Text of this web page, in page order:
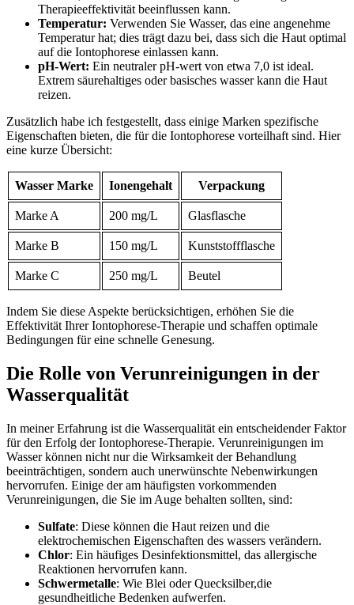
Therapieeffektivität beeinflussen kann.
Temperatur: Verwenden Sie Wasser, ⁢das⁤ eine angenehme
Temperatur hat; dies trägt dazu⁣ bei, ‌dass sich ⁢die​ Haut optimal
auf‍ die Iontophorese⁢ einlassen kann.
pH-Wert: Ein‍ neutraler pH-wert von etwa 7,0 ist ideal.
Extrem ​säurehaltiges oder basisches ​wasser kann die Haut
reizen.
Zusätzlich ‍habe ich festgestellt, dass einige‌ Marken ​spezifische
Eigenschaften⁢ bieten, die für die ⁤Iontophorese ⁢vorteilhaft‍ sind. Hier⁤
eine kurze​ Übersicht:
Wasser Marke Ionengehalt Verpackung
Marke A 200⁣ mg/L Glasflasche
Marke B 150 mg/L Kunststoffflasche
Marke C 250 ‌mg/L Beutel
Indem‍ Sie ⁤diese Aspekte berücksichtigen, erhöhen Sie die
⁢Effektivität Ihrer ⁢Iontophorese-Therapie und schaffen optimale
Bedingungen für eine schnelle Genesung.
Die Rolle von Verunreinigungen in​ der
Wasserqualität
In ‍meiner Erfahrung ⁢ist die ⁢Wasserqualität⁢ ein entscheidender‌ Faktor
für den Erfolg der Iontophorese-Therapie. Verunreinigungen im
Wasser können nicht nur ‌die Wirksamkeit der Behandlung‍
beeinträchtigen,⁣ sondern auch unerwünschte Nebenwirkungen‍
hervorrufen. ⁤Einige ⁣der am ‍häufigsten ⁤vorkommenden
Verunreinigungen, die⁣ Sie im Auge behalten ⁣sollten, ⁣sind:
Sulfate: Diese können ​die⁢ Haut‍ reizen und die
elektrochemischen‍ Eigenschaften⁤ des⁢ wassers ⁤verändern.
Chlor: Ein häufiges Desinfektionsmittel, das‌ allergische
Reaktionen hervorrufen kann.
Schwermetalle: Wie Blei oder Quecksilber,die⁣
gesundheitliche Bedenken aufwerfen.